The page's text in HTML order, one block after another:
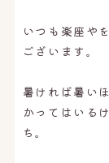
いつも楽座や
ございます。
暑ければ暑い
かってはいる
ち。